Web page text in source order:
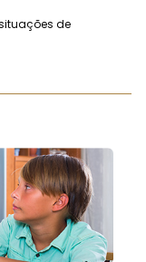
de